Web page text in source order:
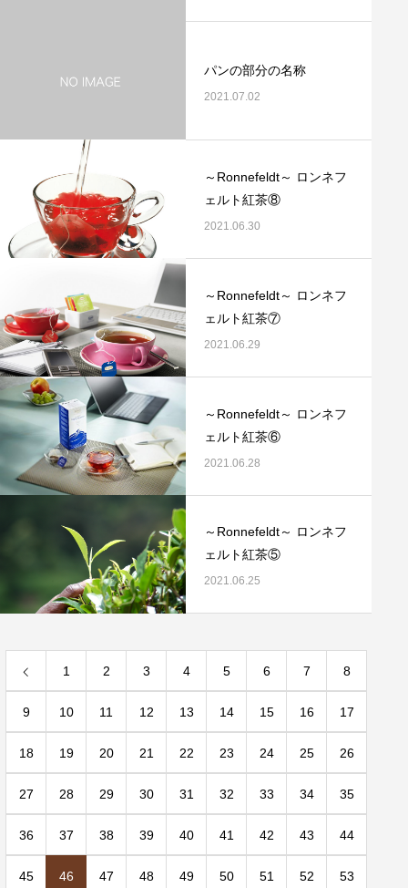
パンの部分の名称
2021.07.02
～Ronnefeldt～ ロンネフ
ェルト紅茶⑧
2021.06.30
～Ronnefeldt～ ロンネフ
ェルト紅茶⑦
2021.06.29
～Ronnefeldt～ ロンネフ
ェルト紅茶⑥
2021.06.28
～Ronnefeldt～ ロンネフ
ェルト紅茶⑤
2021.06.25
1 2 3 4 5 6 7 8
9 10 11 12 13 14 15 16 17
18 19 20 21 22 23 24 25 26
27 28 29 30 31 32 33 34 35
36 37 38 39 40 41 42 43 44
45 46 47 48 49 50 51 52 53